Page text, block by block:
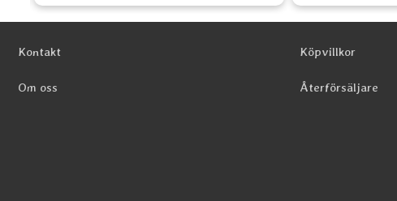
Sidfot Blandad info och länkar
Kontakt
Om oss
Köpvillkor
Återförsäljare